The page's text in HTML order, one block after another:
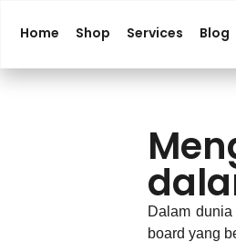
Home Shop Services Blog
Dalam
board yang